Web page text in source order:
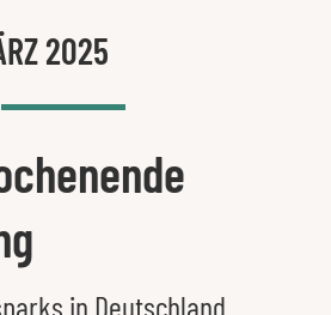
2025
in Deutschland